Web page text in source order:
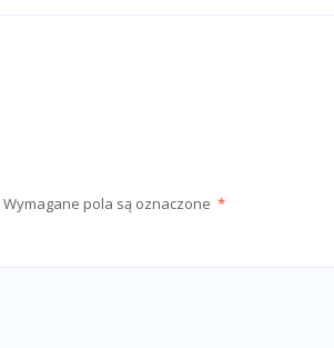
Wymagane pola są oznaczone *